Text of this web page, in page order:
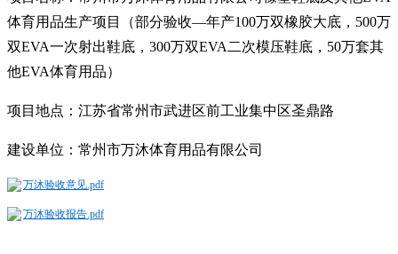
体育用品生产项目（部分验收—年产100万双橡胶大底， 500万
双EVA一次射出鞋底， 300万双EVA 二次模压鞋底， 50万套其
他EVA体育用品）
项目地点： 江苏省常州市武进区前工业集中区圣鼎路
建设单位： 常州市万沐体育用品有限公司
万沐验收意见.pdf
万沐验收报告.pdf